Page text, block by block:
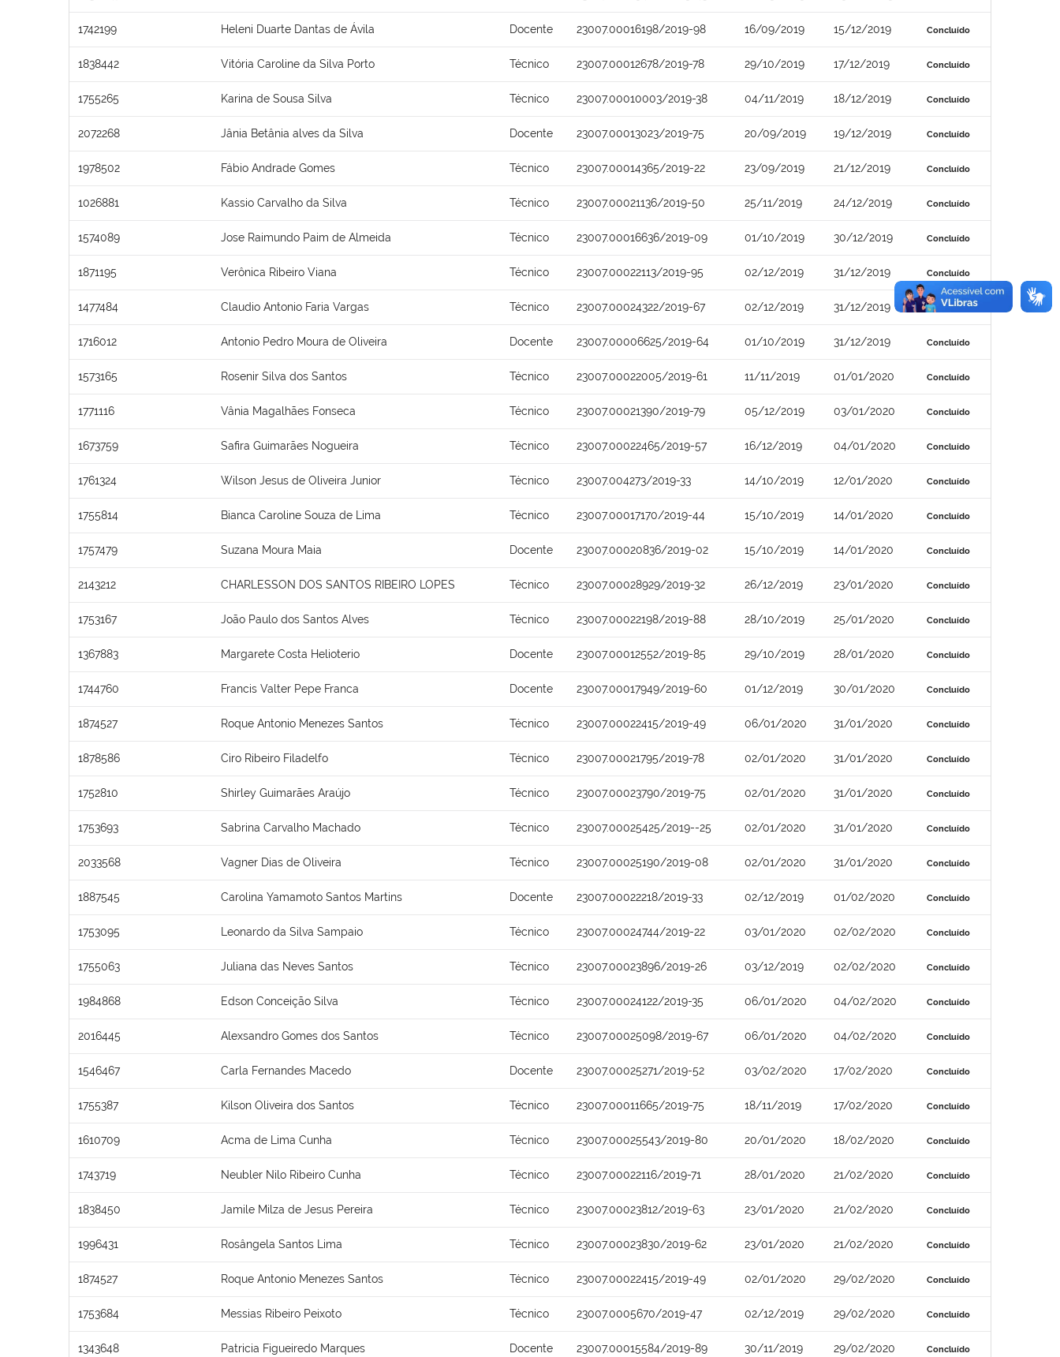
1742199 Heleni Duarte Dantas de Ávila Docente 23007.00016198/2019-98 16/09/2019 15/12/2019 Concluído
1838442 Vitória Caroline da Silva Porto Técnico 23007.00012678/2019-78 29/10/2019 17/12/2019 Concluído
1755265 Karina de Sousa Silva Técnico 23007.00010003/2019-38 04/11/2019 18/12/2019 Concluído
2072268 Jânia Betânia alves da Silva Docente 23007.00013023/2019-75 20/09/2019 19/12/2019 Concluído
1978502 Fábio Andrade Gomes Técnico 23007.00014365/2019-22 23/09/2019 21/12/2019 Concluído
1026881 Kassio Carvalho da Silva Técnico 23007.00021136/2019-50 25/11/2019 24/12/2019 Concluído
1574089 Jose Raimundo Paim de Almeida Técnico 23007.00016636/2019-09 01/10/2019 30/12/2019 Concluído
1871195 Verônica Ribeiro Viana Técnico 23007.00022113/2019-95 02/12/2019 31/12/2019 Concluído
1477484 Claudio Antonio Faria Vargas Técnico 23007.00024322/2019-67 02/12/2019 31/12/2019 Concluído
1716012 Antonio Pedro Moura de Oliveira Docente 23007.00006625/2019-64 01/10/2019 31/12/2019 Concluído
1573165 Rosenir Silva dos Santos Técnico 23007.00022005/2019-61 11/11/2019 01/01/2020 Concluído
1771116 Vânia Magalhães Fonseca Técnico 23007.00021390/2019-79 05/12/2019 03/01/2020 Concluído
1673759 Safira Guimarães Nogueira Técnico 23007.00022465/2019-57 16/12/2019 04/01/2020 Concluído
1761324 Wilson Jesus de Oliveira Junior Técnico 23007.004273/2019-33 14/10/2019 12/01/2020 Concluído
1755814 Bianca Caroline Souza de Lima Técnico 23007.00017170/2019-44 15/10/2019 14/01/2020 Concluído
1757479 Suzana Moura Maia Docente 23007.00020836/2019-02 15/10/2019 14/01/2020 Concluído
2143212 CHARLESSON DOS SANTOS RIBEIRO LOPES Técnico 23007.00028929/2019-32 26/12/2019 23/01/2020 Concluído
1753167 João Paulo dos Santos Alves Técnico 23007.00022198/2019-88 28/10/2019 25/01/2020 Concluído
1367883 Margarete Costa Helioterio Docente 23007.00012552/2019-85 29/10/2019 28/01/2020 Concluído
1744760 Francis Valter Pepe Franca Docente 23007.00017949/2019-60 01/12/2019 30/01/2020 Concluído
1874527 Roque Antonio Menezes Santos Técnico 23007.00022415/2019-49 06/01/2020 31/01/2020 Concluído
1878586 Ciro Ribeiro Filadelfo Técnico 23007.00021795/2019-78 02/01/2020 31/01/2020 Concluído
1752810 Shirley Guimarães Araújo Técnico 23007.00023790/2019-75 02/01/2020 31/01/2020 Concluído
1753693 Sabrina Carvalho Machado Técnico 23007.00025425/2019--25 02/01/2020 31/01/2020 Concluído
2033568 Vagner Dias de Oliveira Técnico 23007.00025190/2019-08 02/01/2020 31/01/2020 Concluído
1887545 Carolina Yamamoto Santos Martins Docente 23007.00022218/2019-33 02/12/2019 01/02/2020 Concluído
1753095 Leonardo da Silva Sampaio Técnico 23007.00024744/2019-22 03/01/2020 02/02/2020 Concluído
1755063 Juliana das Neves Santos Técnico 23007.00023896/2019-26 03/12/2019 02/02/2020 Concluído
1984868 Edson Conceição Silva Técnico 23007.00024122/2019-35 06/01/2020 04/02/2020 Concluído
2016445 Alexsandro Gomes dos Santos Técnico 23007.00025098/2019-67 06/01/2020 04/02/2020 Concluído
1546467 Carla Fernandes Macedo Docente 23007.00025271/2019-52 03/02/2020 17/02/2020 Concluído
1755387 Kilson Oliveira dos Santos Técnico 23007.00011665/2019-75 18/11/2019 17/02/2020 Concluído
1610709 Acma de Lima Cunha Técnico 23007.00025543/2019-80 20/01/2020 18/02/2020 Concluído
1743719 Neubler Nilo Ribeiro Cunha Técnico 23007.00022116/2019-71 28/01/2020 21/02/2020 Concluído
1838450 Jamile Milza de Jesus Pereira Técnico 23007.00023812/2019-63 23/01/2020 21/02/2020 Concluído
1996431 Rosângela Santos Lima Técnico 23007.00023830/2019-62 23/01/2020 21/02/2020 Concluído
1874527 Roque Antonio Menezes Santos Técnico 23007.00022415/2019-49 02/01/2020 29/02/2020 Concluído
1753684 Messias Ribeiro Peixoto Técnico 23007.0005670/2019-47 02/12/2019 29/02/2020 Concluído
1343648 Patricia Figueiredo Marques Docente 23007.00015584/2019-89 30/11/2019 29/02/2020 Concluído